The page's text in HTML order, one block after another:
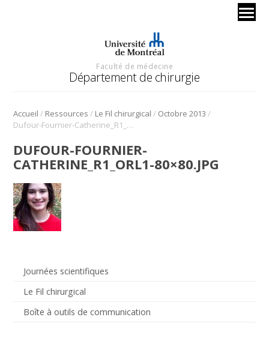
Faculté de médecine
Département de chirurgie
Accueil / Ressources / Le Fil chirurgical / Octobre 2013 /
Dufour-Fournier-Catherine_R1_ORL1-80×80.jpg
Journées scientifiques
Le Fil chirurgical
Boîte à outils de communication
DUFOUR-FOURNIER-
CATHERINE_R1_ORL1-80×80.JPG